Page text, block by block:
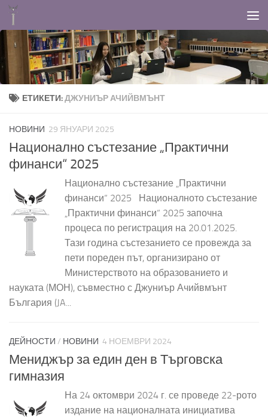
ЕТИКЕТИ:ДЖУНИЪР АЧИЙВМЪНТ
НОВИНИ 29 ЯНУАРИ 2025
Национално състезание „Практични
финанси“ 2025
Национално състезание „Практични
финанси“ 2025 Националното състезание
„Практични финанси“ 2025 започна
процеса по регистрация на 20.01.2025.
Тази година състезанието се провежда за
пети пореден път, организирано от
Министерството на образованието и
науката (МОН), съвместно с Джуниър Ачийвмънт
България (JA...
ДЕЙНОСТИ / НОВИНИ 4 НОЕМВРИ 2024
Мениджър за един ден в Търговска
гимназия
На 24 октомври 2024 г. се проведе 22-рото
издание на националната инициатива